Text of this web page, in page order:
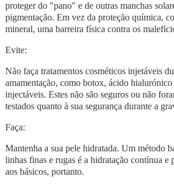
proteger do "pano" e de outras manchas
pigmentação. Em vez da proteção química,
mineral, uma barreira física contra os
Evite:
Não faça tratamentos cosméticos injetáveis
amamentação, como botox, ácido
injectáveis. Estes não são seguros ou não
testados quanto à sua segurança durante a
Faça:
Mantenha a sua pele hidratada. Um método
linhas finas e rugas é a hidratação contínua e
aos básicos, portanto.